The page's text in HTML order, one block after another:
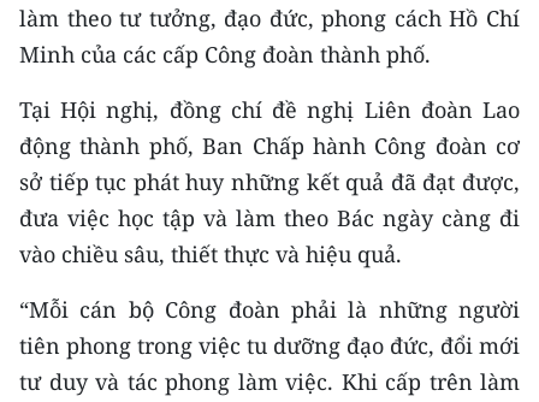
làm theo tư tưởng, đạo đức, phong cách Hồ Chí
Minh của các cấp Công đoàn thành phố.
Tại Hội nghị, đồng chí đề nghị Liên đoàn Lao
động thành phố, Ban Chấp hành Công đoàn cơ
sở tiếp tục phát huy những kết quả đã đạt được,
đưa việc học tập và làm theo Bác ngày càng đi
vào chiều sâu, thiết thực và hiệu quả.
“Mỗi cán bộ Công đoàn phải là những người
tiên phong trong việc tu dưỡng đạo đức, đổi mới
tư duy và tác phong làm việc. Khi cấp trên làm